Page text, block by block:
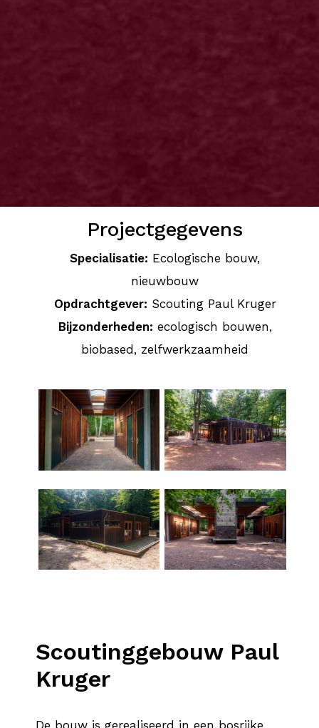
Projectgegevens
Specialisatie: Ecologische bouw,
nieuwbouw
Opdrachtgever: Scouting Paul Kruger
Bijzonderheden: ecologisch bouwen,
biobased, zelfwerkzaamheid
Scoutinggebouw Paul
Kruger